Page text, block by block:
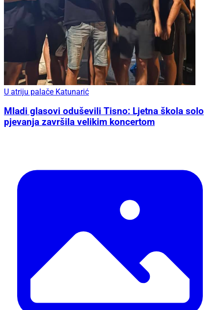
U atriju palače Katunarić
Mladi glasovi oduševili Tisno: Ljetna škola solo
pjevanja završila velikim koncertom